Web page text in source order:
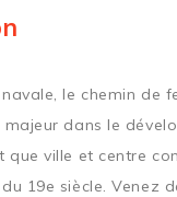
le chemin de
dans le
que ville et centre
19e siècle. Venez